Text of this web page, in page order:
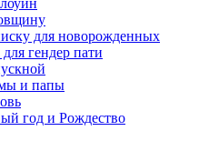
для новорожденных
гендер пати
и папы
год и Рождество